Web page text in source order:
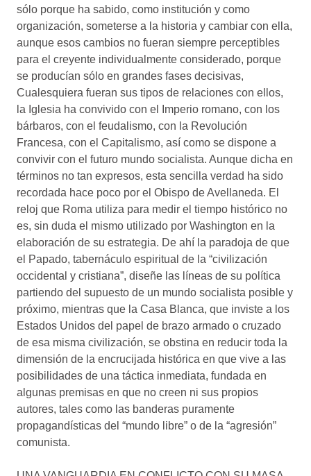
sólo porque ha sabido, como institución y como
organización, someterse a la historia y cambiar con ella,
aunque esos cambios no fueran siempre perceptibles
para el creyente individualmente considerado, porque
se producían sólo en grandes fases decisivas,
Cualesquiera fueran sus tipos de relaciones con ellos,
la Iglesia ha convivido con el Imperio romano, con los
bárbaros, con el feudalismo, con la Revolución
Francesa, con el Capitalismo, así como se dispone a
convivir con el futuro mundo socialista. Aunque dicha en
términos no tan expresos, esta sencilla verdad ha sido
recordada hace poco por el Obispo de Avellaneda. El
reloj que Roma utiliza para medir el tiempo histórico no
es, sin duda el mismo utilizado por Washington en la
elaboración de su estrategia. De ahí la paradoja de que
el Papado, tabernáculo espiritual de la “civilización
occidental y cristiana”, diseñe las líneas de su política
partiendo del supuesto de un mundo socialista posible y
próximo, mientras que la Casa Blanca, que inviste a los
Estados Unidos del papel de brazo armado o cruzado
de esa misma civilización, se obstina en reducir toda la
dimensión de la encrucijada histórica en que vive a las
posibilidades de una táctica inmediata, fundada en
algunas premisas en que no creen ni sus propios
autores, tales como las banderas puramente
propagandísticas del “mundo libre” o de la “agresión”
comunista.